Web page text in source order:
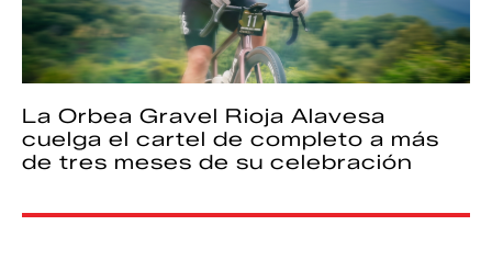
La Orbea Gravel Rioja Alavesa
cuelga el cartel de completo a más
de tres meses de su celebración